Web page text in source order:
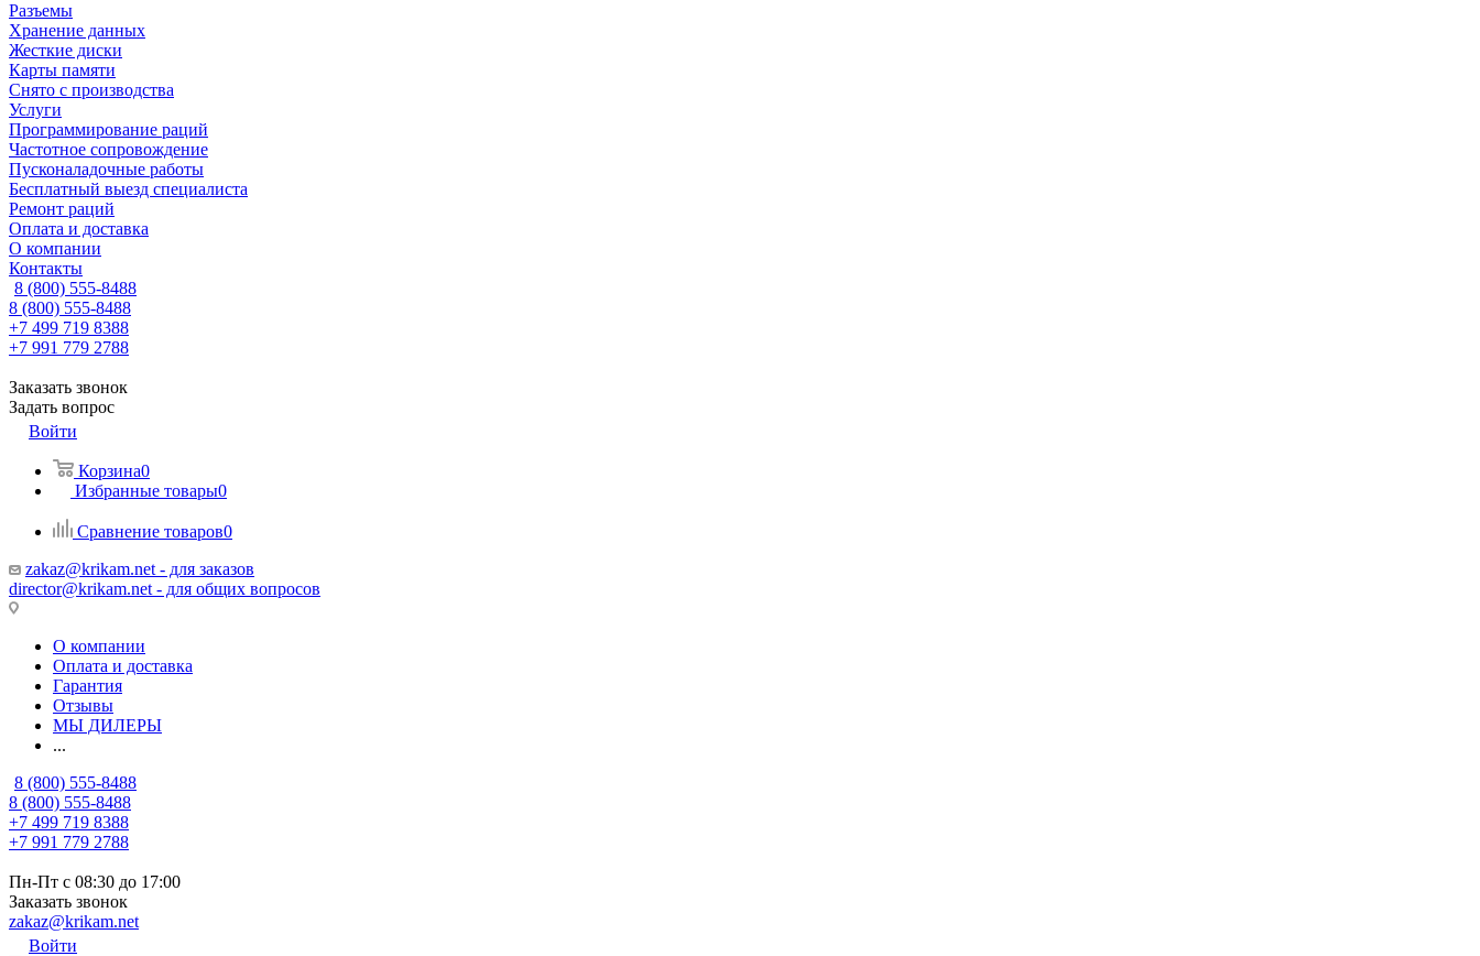
Разъемы
Хранение данных
Жесткие диски
Карты памяти
Снято с производства
Услуги
Программирование раций
Частотное сопровождение
Пусконаладочные работы
Бесплатный выезд специалиста
Ремонт раций
Оплата и доставка
О компании
Контакты
8 (800) 555-8488
8 (800) 555-8488
+7 499 719 8388
+7 991 779 2788
Заказать звонок
Задать вопрос
Войти
Корзина0
Избранные товары0
Сравнение товаров0
zakaz@krikam.net - для заказов
director@krikam.net - для общих вопросов
О компании
Оплата и доставка
Гарантия
Отзывы
МЫ ДИЛЕРЫ
...
8 (800) 555-8488
8 (800) 555-8488
+7 499 719 8388
+7 991 779 2788
Пн-Пт с 08:30 до 17:00
Заказать звонок
zakaz@krikam.net
Войти